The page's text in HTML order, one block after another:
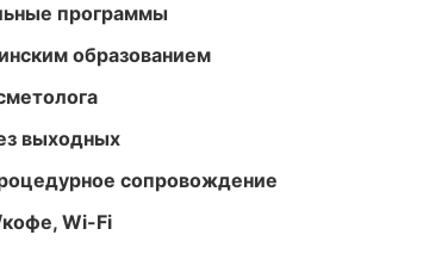
программы
образованием
выходных
сопровождение
Wi-Fi